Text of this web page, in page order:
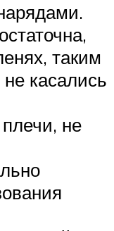
таким
касались
не